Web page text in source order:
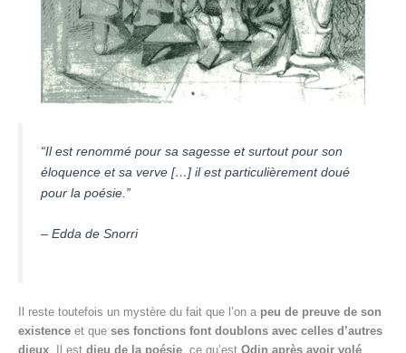
“Il est renommé pour sa sagesse et surtout pour son
éloquence et sa verve […] il est particulièrement doué
pour la poésie.”
– Edda de Snorri
Il reste toutefois un mystère du fait que l’on a peu de preuve de son
existence et que ses fonctions font doublons avec celles d’autres
dieux . Il est dieu de la poésie , ce qu’est Odin après avoir volé